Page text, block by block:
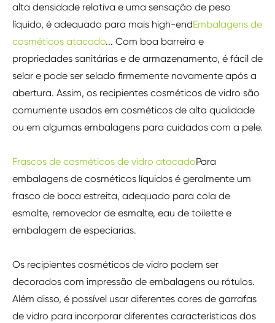
alta densidade relativa e uma sensação de peso
líquido, é adequado para mais high-endEmbalagens de
cosméticos atacado... Com boa barreira e
propriedades sanitárias e de armazenamento, é fácil de
selar e pode ser selado firmemente novamente após a
abertura. Assim, os recipientes cosméticos de vidro são
comumente usados em cosméticos de alta qualidade
ou em algumas embalagens para cuidados com a pele.
Frascos de cosméticos de vidro atacadoPara
embalagens de cosméticos líquidos é geralmente um
frasco de boca estreita, adequado para cola de
esmalte, removedor de esmalte, eau de toilette e
embalagem de especiarias.
Os recipientes cosméticos de vidro podem ser
decorados com impressão de embalagens ou rótulos.
Além disso, é possível usar diferentes cores de garrafas
de vidro para incorporar diferentes características dos